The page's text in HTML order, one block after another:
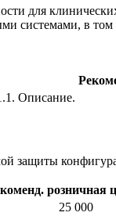
для
системами, в
Описание.
защиты
розничная
25 000